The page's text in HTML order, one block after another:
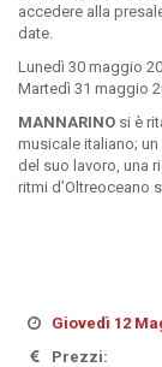
accedere alla
date.
Lunedì 30 maggio
Martedì 31 maggio
MANNARINO si è
musicale italiano;
del suo lavoro, una
ritmi d’Oltreoceano
Giovedì 12
Prezzi: